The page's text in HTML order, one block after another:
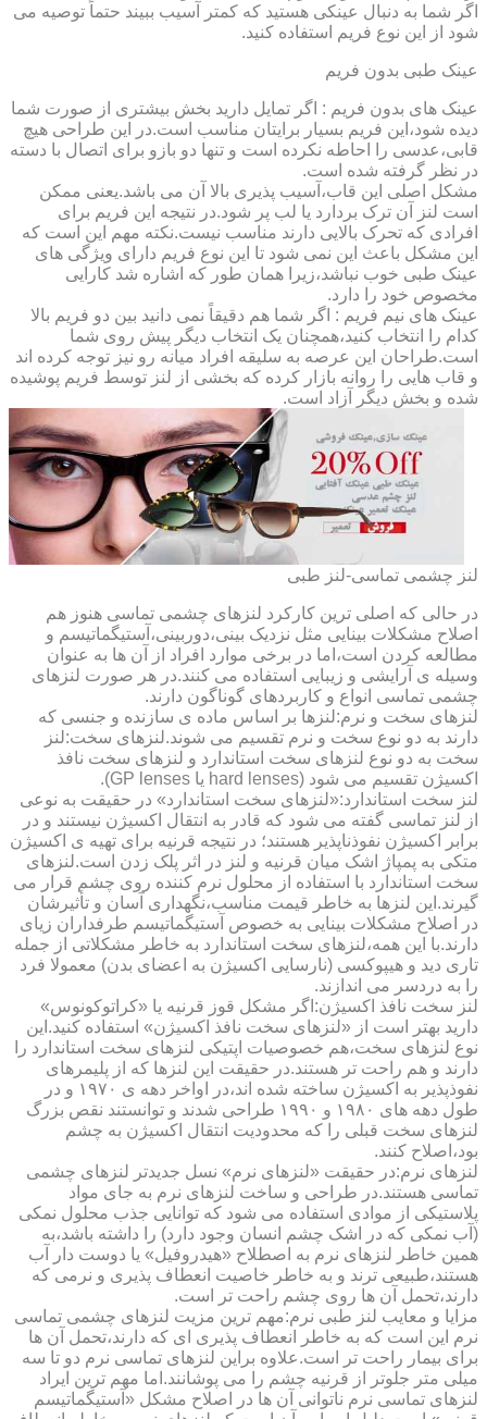
اگر شما به دنبال عینکی هستید که کمتر آسیب ببیند حتماً توصیه می
شود از این نوع فریم استفاده کنید.
عینک طبی بدون فریم
عینک های بدون فریم : اگر تمایل دارید بخش بیشتری از صورت شما
دیده شود،این فریم بسیار برایتان مناسب است.در این طراحی هیچ
قابی،عدسی را احاطه نکرده است و تنها دو بازو برای اتصال با دسته
در نظر گرفته شده است.
مشکل اصلی این قاب،آسیب پذیری بالا آن می باشد.یعنی ممکن
است لنز آن ترک بردارد یا لب پر شود.در نتیجه این فریم برای
افرادی که تحرک بالایی دارند مناسب نیست.نکته مهم این است که
این مشکل باعث این نمی شود تا این نوع فریم دارای ویژگی های
عینک طبی خوب نباشد،زیرا همان طور که اشاره شد کارایی
مخصوص خود را دارد.
عینک های نیم فریم : اگر شما هم دقیقاً نمی دانید بین دو فریم بالا
کدام را انتخاب کنید،همچنان یک انتخاب دیگر پیش روی شما
است.طراحان این عرصه به سلیقه افراد میانه رو نیز توجه کرده اند
و قاب هایی را روانه بازار کرده که بخشی از لنز توسط فریم پوشیده
شده و بخش دیگر آزاد است.
لنز چشمی تماسی-لنز طبی
در حالی که اصلی ترین کارکرد لنزهای چشمی تماسی هنوز هم
اصلاح مشکلات بینایی مثل نزدیک بینی،دوربینی،آستیگماتیسم و
مطالعه کردن است،اما در برخی موارد افراد از آن ها به عنوان
وسیله ی آرایشی و زیبایی استفاده می کنند.در هر صورت لنزهای
چشمی تماسی انواع و کاربردهای گوناگون دارند.
لنزهای سخت و نرم:لنزها بر اساس ماده ی سازنده و جنسی که
دارند به دو نوع سخت و نرم تقسیم می شوند.لنزهای سخت:لنز
سخت به دو نوع لنزهای سخت استاندارد و لنزهای سخت نافذ
اکسیژن تقسیم می شود (hard lenses یا GP lenses).
لنز سخت استاندارد:«لنزهای سخت استاندارد» در حقیقت به نوعی
از لنز تماسی گفته می شود که قادر به انتقال اکسیژن نیستند و در
برابر اکسیژن نفوذناپذیر هستند؛ در نتیجه قرنیه برای تهیه ی اکسیژن
متکی به پمپاژ اشک میان قرنیه و لنز در اثر پلک زدن است.لنزهای
سخت استاندارد با استفاده از محلول نرم کننده روی چشم قرار می
گیرند.این لنزها به خاطر قیمت مناسب،نگهداری آسان و تأثیرشان
در اصلاح مشکلات بینایی به خصوص آستیگماتیسم طرفداران زیای
دارند.با این همه،لنزهای سخت استاندارد به خاطر مشکلاتی از جمله
تاری دید و هیپوکسی (نارسایی اکسیژن به اعضای بدن) معمولا فرد
را به دردسر می اندازند.
لنز سخت نافذ اکسیژن:اگر مشکل قوز قرنیه یا «کراتوکونوس»
دارید بهتر است از «لنزهای سخت نافذ اکسیژن» استفاده کنید.این
نوع لنزهای سخت،هم خصوصیات اپتیکی لنزهای سخت استاندارد را
دارند و هم راحت تر هستند.در حقیقت این لنزها که از پلیمرهای
نفوذپذیر به اکسیژن ساخته شده اند،در اواخر دهه ی ۱۹۷۰ و در
طول دهه های ۱۹۸۰ و ۱۹۹۰ طراحی شدند و توانستند نقص بزرگ
لنزهای سخت قبلی را که محدودیت انتقال اکسیژن به چشم
بود،اصلاح کنند.
لنزهای نرم:در حقیقت «لنزهای نرم» نسل جدیدتر لنزهای چشمی
تماسی هستند.در طراحی و ساخت لنزهای نرم به جای مواد
پلاستیکی از موادی استفاده می شود که توانایی جذب محلول نمکی
(آب نمکی که در اشک چشم انسان وجود دارد) را داشته باشد،به
همین خاطر لنزهای نرم به اصطلاح «هیدروفیل» یا دوست دار آب
هستند،طبیعی ترند و به خاطر خاصیت انعطاف پذیری و نرمی که
دارند،تحمل آن ها روی چشم راحت تر است.
مزایا و معایب لنز طبی نرم:مهم ترین مزیت لنزهای چشمی تماسی
نرم این است که به خاطر انعطاف پذیری ای که دارند،تحمل آن ها
برای بیمار راحت تر است.علاوه براین لنزهای تماسی نرم دو تا سه
میلی متر جلوتر از قرنیه چشم را می پوشانند.اما مهم ترین ایراد
لنزهای تماسی نرم ناتوانی آن ها در اصلاح مشکل «آستیگماتیسم